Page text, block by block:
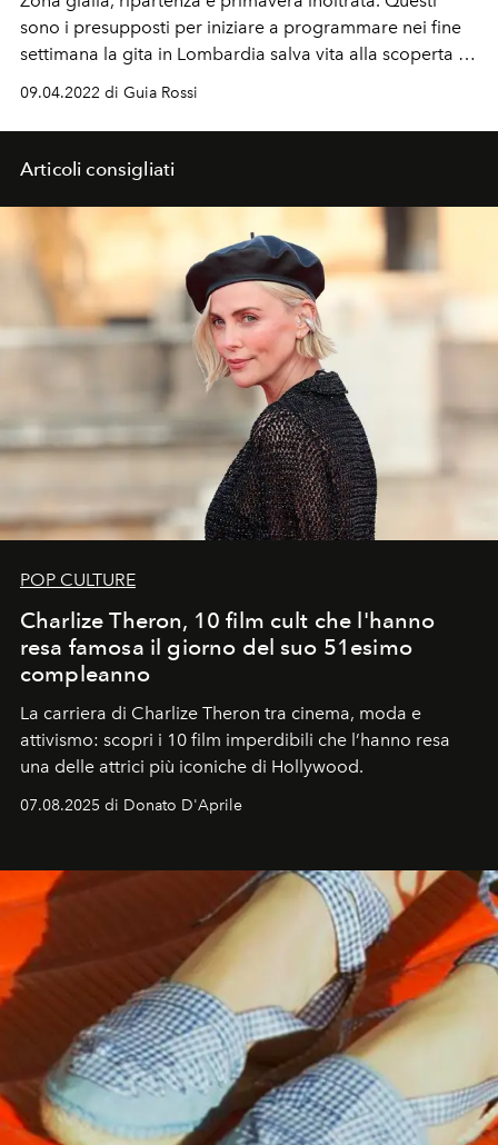
sono i presupposti per iniziare a programmare nei fine
settimana la gita in Lombardia salva vita alla scoperta di
residenze storiche, musei a cielo aperto, tra natura e
09.04.2022 di Guia Rossi
Articoli consigliati
POP CULTURE
Charlize Theron, 10 film cult che l'hanno
resa famosa il giorno del suo 51esimo
compleanno
La carriera di Charlize Theron tra cinema, moda e
attivismo: scopri i 10 film imperdibili che l’hanno resa
una delle attrici più iconiche di Hollywood.
07.08.2025 di Donato D'Aprile